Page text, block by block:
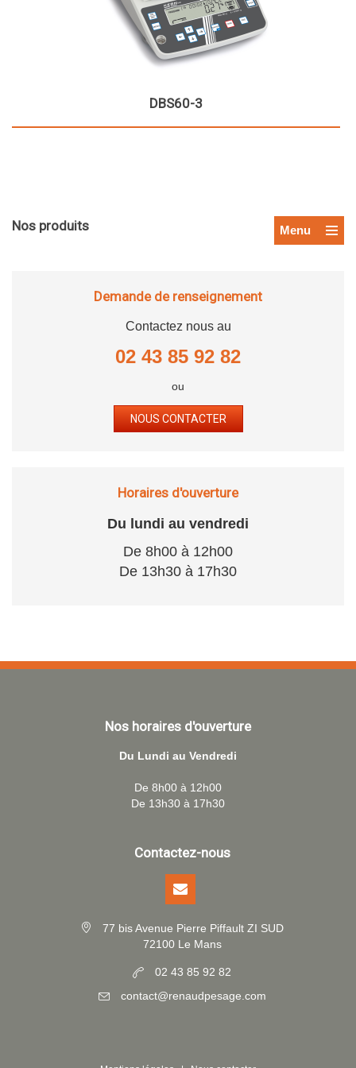
DBS60-3
Nos produits Menu
Demande de renseignement
Contactez nous au
02 43 85 92 82
ou
NOUS CONTACTER
Horaires d'ouverture
Du lundi au vendredi
De 8h00 à 12h00
De 13h30 à 17h30
Nos horaires d'ouverture
Du Lundi au Vendredi
De 8h00 à 12h00
De 13h30 à 17h30
Contactez-nous
77 bis Avenue Pierre Piffault ZI SUD
72100 Le Mans
02 43 85 92 82
contact@renaudpesage.com